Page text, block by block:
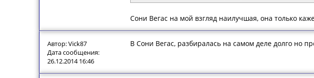
Сони Вегас на мой взгляд наилучшая, она только
Автор: Vick87
Дата сообщения:
26.12.2014 16:46
В Сони Вегас, разбиралась на самом деле долго но